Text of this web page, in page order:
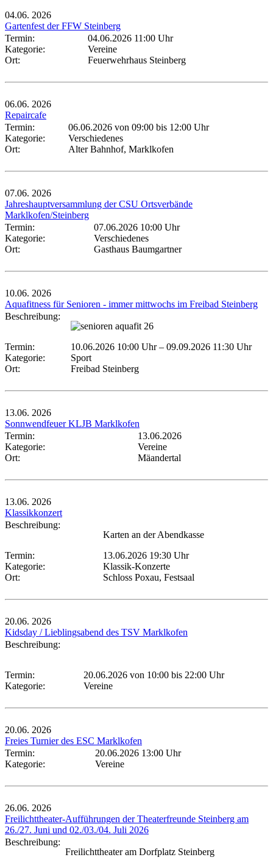
04.06. 2026
Gartenfest der FFW Steinberg
Termin:
04.06.2026 11:00 Uhr
Kategorie:
Vereine
Ort:
Feuerwehrhaus Steinberg
06.06. 2026
Repaircafe
Termin:
06.06.2026 von 09:00 bis 12:00 Uhr
Kategorie:
Verschiedenes
Ort:
Alter Bahnhof, Marklkofen
07.06. 2026
Jahreshauptversammlung der CSU Ortsverbände
Marklkofen/Steinberg
Termin:
07.06.2026 10:00 Uhr
Kategorie:
Verschiedenes
Ort:
Gasthaus Baumgartner
10.06. 2026
Aquafitness für Senioren - immer mittwochs im Freibad Steinberg
Beschreibung:
Termin: 10.06.2026 10:00 Uhr– 09.09.2026 11:30 Uhr
Kategorie:
Sport
Ort:
Freibad Steinberg
13.06. 2026
Sonnwendfeuer KLJB Marklkofen
Termin:
13.06.2026
Kategorie:
Vereine
Ort:
Mäandertal
13.06. 2026
Klassikkonzert
Beschreibung:
Karten an der Abendkasse
Termin:
13.06.2026 19:30 Uhr
Kategorie:
Klassik-Konzerte
Ort:
Schloss Poxau, Festsaal
20.06. 2026
Kidsday / Lieblingsabend des TSV Marklkofen
Beschreibung:
Termin: 20.06.2026 von 10:00 bis 22:00 Uhr
Kategorie:
Vereine
20.06. 2026
Freies Turnier des ESC Marklkofen
Termin:
20.06.2026 13:00 Uhr
Kategorie:
Vereine
26.06. 2026
Freilichttheater-Aufführungen der Theaterfreunde Steinberg am
26./27. Juni und 02./03./04. Juli 2026
Beschreibung:
Freilichttheater am Dorfplatz Steinberg